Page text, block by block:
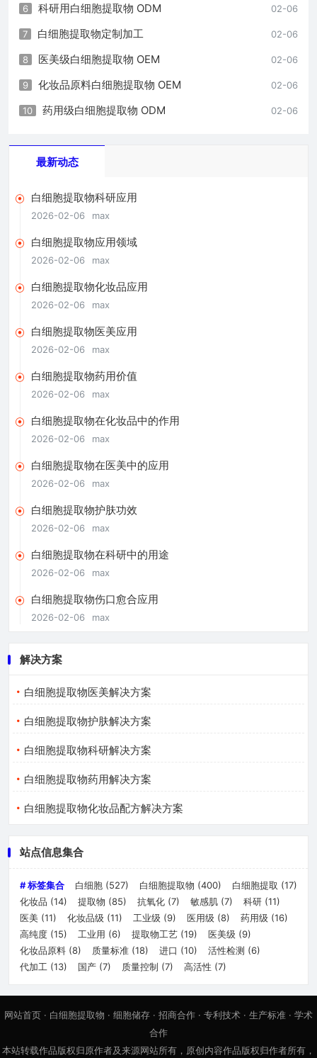
02-06
6 科研用白细胞提取物 ODM
02-06
7 白细胞提取物定制加工
02-06
8 医美级白细胞提取物 OEM
02-06
9 化妆品原料白细胞提取物 OEM
02-06
10 药用级白细胞提取物 ODM
最新动态
白细胞提取物科研应用
2026-02-06 max
白细胞提取物应用领域
2026-02-06 max
白细胞提取物化妆品应用
2026-02-06 max
白细胞提取物医美应用
2026-02-06 max
白细胞提取物药用价值
2026-02-06 max
白细胞提取物在化妆品中的作用
2026-02-06 max
白细胞提取物在医美中的应用
2026-02-06 max
白细胞提取物护肤功效
2026-02-06 max
白细胞提取物在科研中的用途
2026-02-06 max
白细胞提取物伤口愈合应用
2026-02-06 max
解决方案
白细胞提取物医美解决方案
白细胞提取物护肤解决方案
白细胞提取物科研解决方案
白细胞提取物药用解决方案
白细胞提取物化妆品配方解决方案
站点信息集合
# 标签集合 白细胞 (527) 白细胞提取物 (400) 白细胞提取 (17)
化妆品 (14) 提取物 (85) 抗氧化 (7) 敏感肌 (7) 科研 (11)
医美 (11) 化妆品级 (11) 工业级 (9) 医用级 (8) 药用级 (16)
高纯度 (15) 工业用 (6) 提取物工艺 (19) 医美级 (9)
化妆品原料 (8) 质量标准 (18) 进口 (10) 活性检测 (6)
代加工 (13) 国产 (7) 质量控制 (7) 高活性 (7)
网站首页 · 白细胞提取物 · 细胞储存 · 招商合作 · 专利技术 · 生产标准 · 学术
合作
本站转载作品版权归原作者及来源网站所有，原创内容作品版权归作者所有，